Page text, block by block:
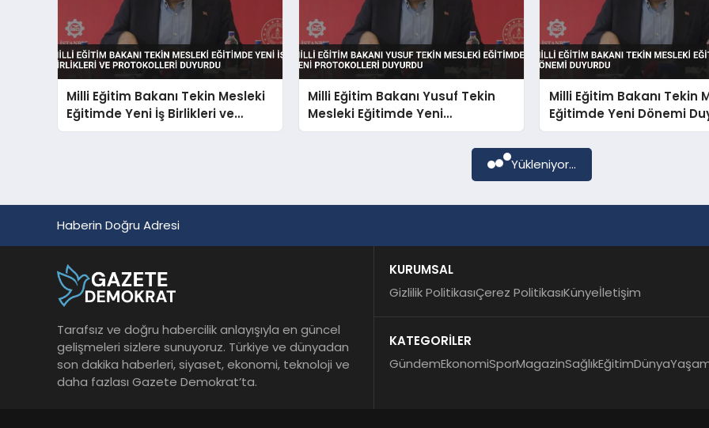
Milli Eğitim Bakanı Tekin Mesleki
Eğitimde Yeni İş Birlikleri ve
Protokolleri Duyurdu
Milli Eğitim Bakanı Yusuf Tekin
Mesleki Eğitimde Yeni
Protokolleri Duyurdu
Milli Eğitim Bakanı Tekin
Eğitimde Yeni Dönemi
Yükleniyor...
Haberin Doğru Adresi
Tarafsız ve doğru habercilik anlayışıyla en güncel
gelişmeleri sizlere sunuyoruz. Türkiye ve dünyadan
son dakika haberleri, siyaset, ekonomi, teknoloji ve
daha fazlası Gazete Demokrat’ta.
KURUMSAL
Gizlilik PolitikasıÇerez PolitikasıKünyeİletişim
KATEGORİLER
GündemEkonomiSporMagazinSağlıkEğitimDünya